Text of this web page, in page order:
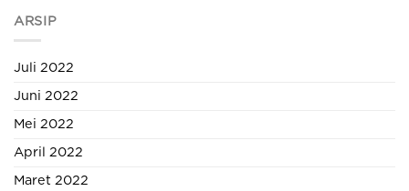
ARSIP
Juli 2022
Juni 2022
Mei 2022
April 2022
Maret 2022